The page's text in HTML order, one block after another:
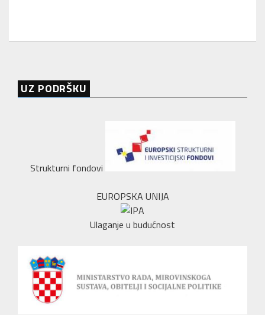
UZ PODRŠKU
Strukturni fondovi
EUROPSKA UNIJA
Ulaganje u budućnost